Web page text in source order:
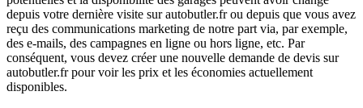
depuis votre dernière visite sur autobutler.fr ou depuis que vous avez
reçu des communications marketing de notre part via, par exemple,
des e-mails, des campagnes en ligne ou hors ligne, etc. Par
conséquent, vous devez créer une nouvelle demande de devis sur
autobutler.fr pour voir les prix et les économies actuellement
disponibles.